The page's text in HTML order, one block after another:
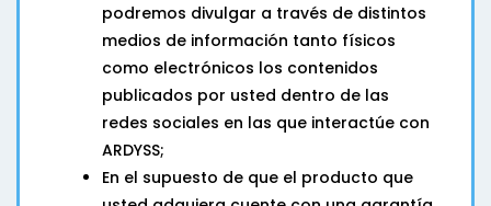
podremos divulgar a través de distintos
medios de información tanto físicos
como electrónicos los contenidos
publicados por usted dentro de las
redes sociales en las que interactúe con
ARDYSS;
En el supuesto de que el producto que